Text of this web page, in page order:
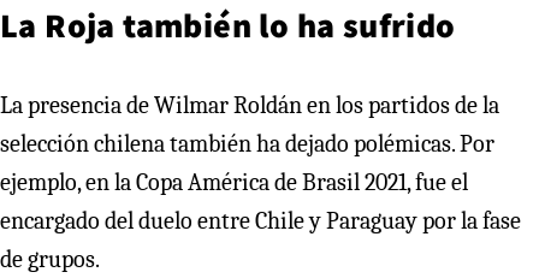
La Roja también lo ha sufrido
La presencia de Wilmar Roldán en los partidos de la
selección chilena también ha dejado polémicas. Por
ejemplo, en la Copa América de Brasil 2021, fue el
encargado del duelo entre Chile y Paraguay por la fase
de grupos.